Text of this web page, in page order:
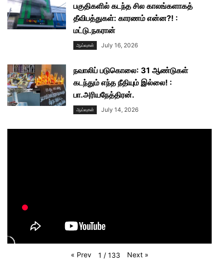
பகுதிகளில் கடந்த சில காலங்களாகத்
தீவிபத்துகள்: காரணம் என்ன?! :
மட்டு.நகரான்
ஆய்வுகள் July 16, 2026
நவாலிப் படுகொலை: 31 ஆண்டுகள்
கடந்தும் எந்த நீதியும் இல்லை! :
பா.அரியநேத்திரன்.
ஆய்வுகள் July 14, 2026
« Prev 1 / 133 Next »